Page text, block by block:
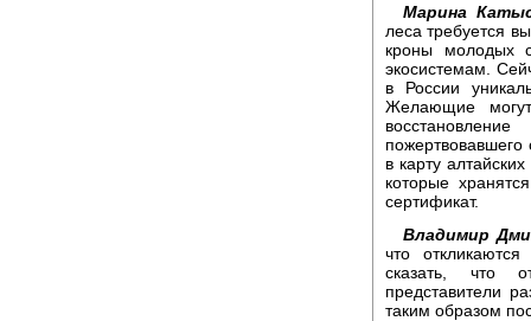
Марина
леса требуется
кроны молодых
экосистемам.
в России
Желающие
в карту
которые
сертификат.
Владимир
что
сказать, что
представители
таким образом